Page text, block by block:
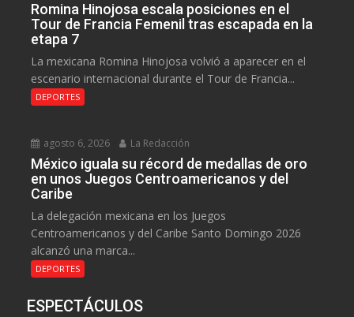
Romina Hinojosa escala posiciones en el
Tour de Francia Femenil tras escapada en la
etapa 7
La mexicana Romina Hinojosa volvió a aparecer en el
escenario internacional durante el Tour de Francia...
DEPORTES
agosto 6, 2026 La Redacción
México iguala su récord de medallas de oro
en unos Juegos Centroamericanos y del
Caribe
La delegación mexicana en los Juegos
Centroamericanos y del Caribe Santo Domingo 2026
alcanzó una marca...
DEPORTES
ESPECTÁCULOS